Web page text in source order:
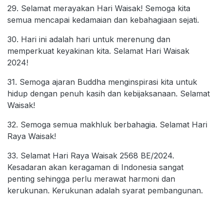
29. Selamat merayakan Hari Waisak! Semoga kita
semua mencapai kedamaian dan kebahagiaan sejati.
30. Hari ini adalah hari untuk merenung dan
memperkuat keyakinan kita. Selamat Hari Waisak
2024!
31. Semoga ajaran Buddha menginspirasi kita untuk
hidup dengan penuh kasih dan kebijaksanaan. Selamat
Waisak!
32. Semoga semua makhluk berbahagia. Selamat Hari
Raya Waisak!
33. Selamat Hari Raya Waisak 2568 BE/2024.
Kesadaran akan keragaman di Indonesia sangat
penting sehingga perlu merawat harmoni dan
kerukunan. Kerukunan adalah syarat pembangunan.